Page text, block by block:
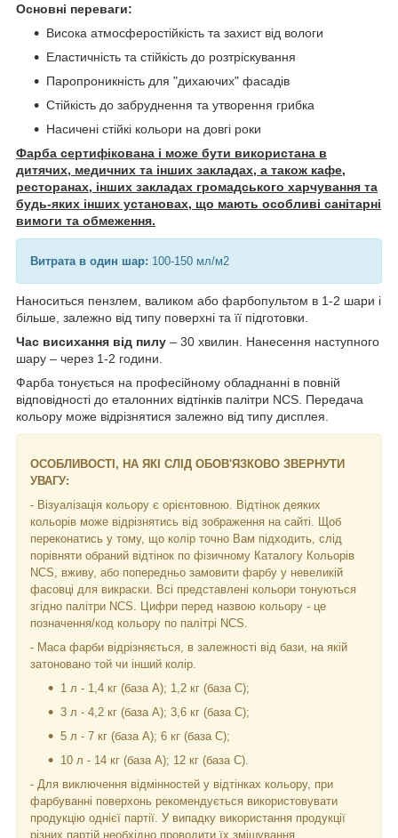
Основні переваги:
Висока атмосферостійкість та захист від вологи
Еластичність та стійкість до розтріскування
Паропроникність для "дихаючих" фасадів
Стійкість до забруднення та утворення грибка
Насичені стійкі кольори на довгі роки
Фарба сертифікована і може бути використана в
дитячих, медичних та інших закладах, а також кафе,
ресторанах, інших закладах громадського харчування та
будь-яких інших установах, що мають особливі санітарні
вимоги та обмеження.
Витрата в один шар: 100-150 мл/м2
Наноситься пензлем, валиком або фарбопультом в 1-2 шари і
більше, залежно від типу поверхні та її підготовки.
Час висихання від пилу – 30 хвилин. Нанесення наступного
шару – через 1-2 години.
Фарба тонується на професійному обладнанні в повній
відповідності до еталонних відтінків палітри NCS. Передача
кольору може відрізнятися залежно від типу дисплея.
ОСОБЛИВОСТІ, НА ЯКІ СЛІД ОБОВ'ЯЗКОВО ЗВЕРНУТИ
УВАГУ:
- Візуалізація кольору є орієнтовною. Відтінок деяких
кольорів може відрізнятись від зображення на сайті. Щоб
переконатись у тому, що колір точно Вам підходить, слід
порівняти обраний відтінок по фізичному Каталогу Кольорів
NCS, вживу, або попередньо замовити фарбу у невеликій
фасовці для викраски. Всі представлені кольори тонуються
згідно палітри NCS. Цифри перед назвою кольору - це
позначення/код кольору по палітрі NCS.
- Маса фарби відрізняється, в залежності від бази, на якій
затоновано той чи інший колір.
1 л - 1,4 кг (база А); 1,2 кг (база С);
3 л - 4,2 кг (база А); 3,6 кг (база C);
5 л - 7 кг (база А); 6 кг (база С);
10 л - 14 кг (база А); 12 кг (база С).
- Для виключення відмінностей у відтінках кольору, при
фарбуванні поверхонь рекомендується використовувати
продукцію однієї партії. У випадку використання продукції
різних партій необхідно проводити їх змішування.